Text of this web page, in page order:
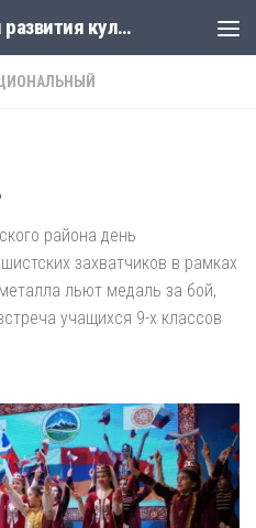
АНО «Центр сохранения и развития культуры «Новая линия»
района день
захватчиков в рамках
льют медаль за бой,
учащихся 9-х классов